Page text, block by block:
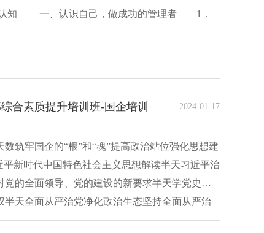
知 一、认识自己，做成功的管理者 1．
合素质提升培训班-国企培训 2024-01-17
筑牢国企的“根”和“魂”提高政治站位强化思想建
新时代中国特色社会主义思想解读半天习近平治
的全面领导、党的建设的新要求半天学党史强
半天全面从严治党净化政治生态坚持全面从严治